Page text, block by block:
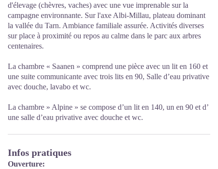
d'élevage (chèvres, vaches) avec une vue imprenable sur la
campagne environnante. Sur l'axe Albi-Millau, plateau dominant
la vallée du Tarn. Ambiance familiale assurée. Activités diverses
sur place à proximité ou repos au calme dans le parc aux arbres
centenaires.
La chambre « Saanen » comprend une pièce avec un lit en 160 et
une suite communicante avec trois lits en 90, Salle d’eau privative
avec douche, lavabo et wc.
La chambre » Alpine » se compose d’un lit en 140, un en 90 et d’
une salle d’eau privative avec douche et wc.
Infos pratiques
Ouverture: